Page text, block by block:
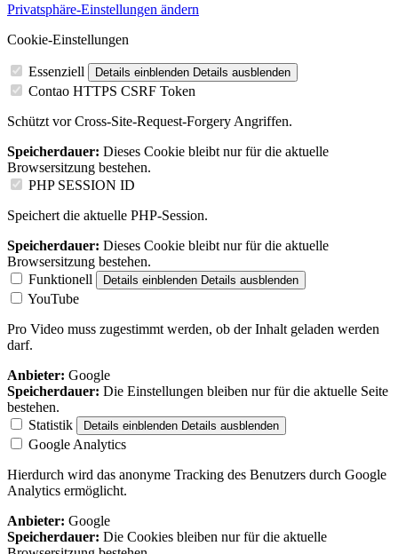
Privatsphäre-Einstellungen ändern
Cookie-Einstellungen
Essenziell Details einblenden Details ausblenden
Contao HTTPS CSRF Token
Schützt vor Cross-Site-Request-Forgery Angriffen.
Speicherdauer: Dieses Cookie bleibt nur für die aktuelle
Browsersitzung bestehen.
PHP SESSION ID
Speichert die aktuelle PHP-Session.
Speicherdauer: Dieses Cookie bleibt nur für die aktuelle
Browsersitzung bestehen.
Funktionell
Details einblenden Details ausblenden
YouTube
Pro Video muss zugestimmt werden, ob der Inhalt geladen werden
darf.
Anbieter: Google
Speicherdauer: Die Einstellungen bleiben nur für die aktuelle Seite
bestehen.
Statistik
Details einblenden Details ausblenden
Google Analytics
Hierdurch wird das anonyme Tracking des Benutzers durch Google
Analytics ermöglicht.
Anbieter: Google
Speicherdauer: Die Cookies bleiben nur für die aktuelle